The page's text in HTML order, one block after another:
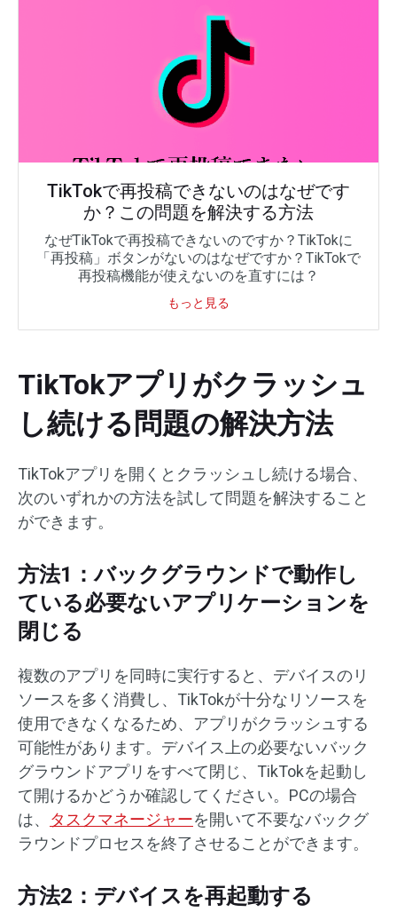
TikTokで再投稿できないのはなぜです
か？この問題を解決する方法
なぜTikTokで再投稿できないのですか？TikTokに
「再投稿」ボタンがないのはなぜですか？TikTokで
再投稿機能が使えないのを直すには？
もっと見る
TikTokアプリがクラッシュ
し続ける問題の解決方法
TikTokアプリを開くとクラッシュし続ける場合、
次のいずれかの方法を試して問題を解決すること
ができます。
方法1：バックグラウンドで動作し
ている必要ないアプリケーションを
閉じる
複数のアプリを同時に実行すると、デバイスのリ
ソースを多く消費し、TikTokが十分なリソースを
使用できなくなるため、アプリがクラッシュする
可能性があります。デバイス上の必要ないバック
グラウンドアプリをすべて閉じ、TikTokを起動し
て開けるかどうか確認してください。PCの場合
は、 タスクマネージャーを開いて不要なバックグ
ラウンドプロセスを終了させることができます。
方法2：デバイスを再起動する